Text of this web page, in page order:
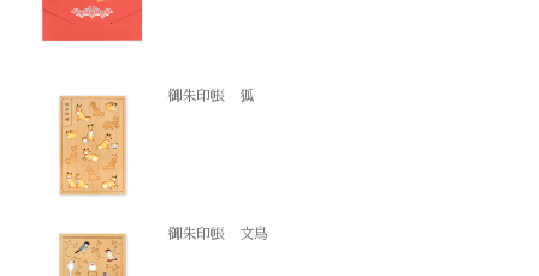
御朱印帳 狐
御朱印帳 文鳥